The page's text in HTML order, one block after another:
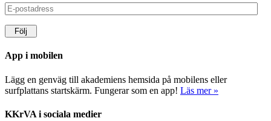
E-
postadress
Följ
App i mobilen
Lägg en genväg till akademiens hemsida på mobilens eller
surfplattans startskärm. Fungerar som en app! Läs mer »
KKrVA i sociala medier